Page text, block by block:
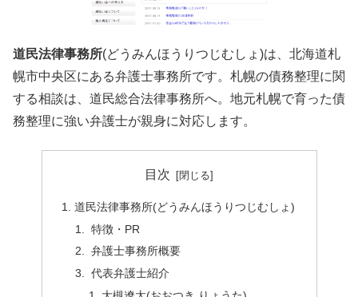
道民法律事務所(どうみんほうりつじむしょ)は、北海道札
幌市中央区にある弁護士事務所です。札幌の債務整理に関
する相談は、道民総合法律事務所へ。地元札幌で育った債
務整理に強い弁護士が親身に対応します。
目次
道民法律事務所(どうみんほうりつじむしょ)
特徴・PR
弁護士事務所概要
代表弁護士紹介